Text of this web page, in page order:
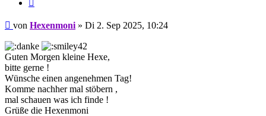
Beitrag
von Hexenmoni » Di 2. Sep 2025, 10:24
Guten Morgen kleine Hexe,
bitte gerne !
Wünsche einen angenehmen Tag!
Komme nachher mal stöbern ,
mal schauen was ich finde !
Grüße die Hexenmoni